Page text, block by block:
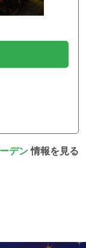
デン情報を見る